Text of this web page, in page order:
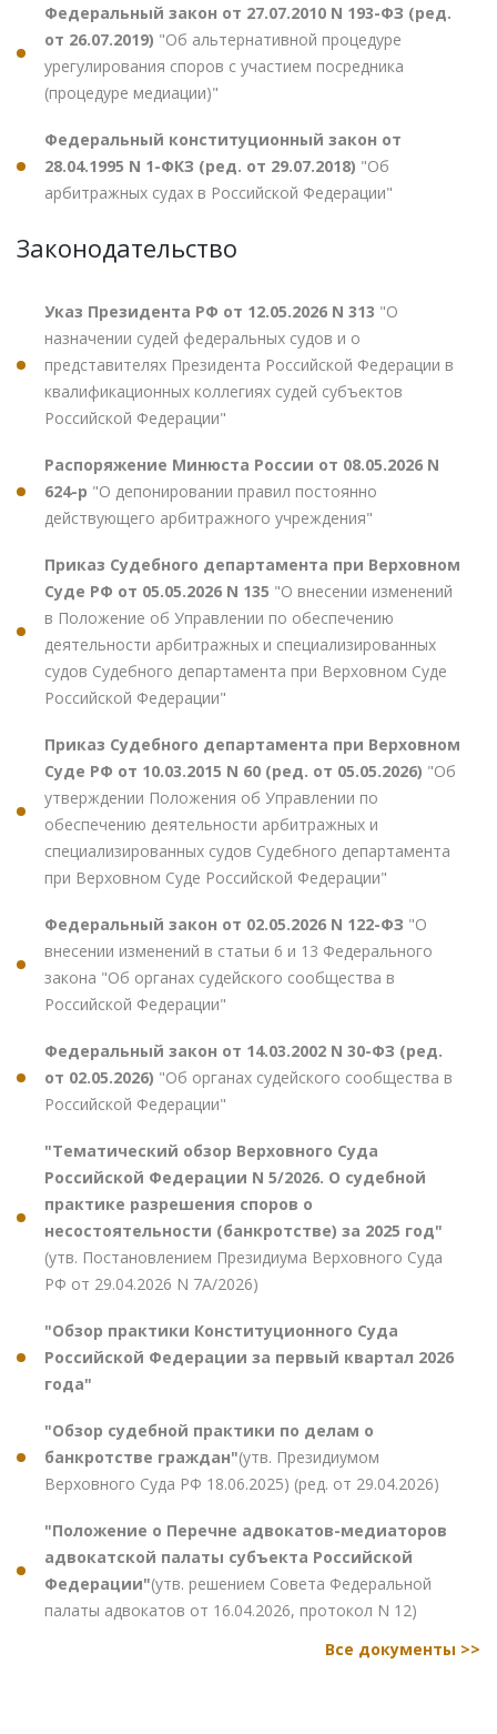
Федеральный закон от 27.07.2010 N 193-ФЗ (ред.
от 26.07.2019) "Об альтернативной процедуре
урегулирования споров с участием посредника
(процедуре медиации)"
Федеральный конституционный закон от
28.04.1995 N 1-ФКЗ (ред. от 29.07.2018) "Об
арбитражных судах в Российской Федерации"
Законодательство
Указ Президента РФ от 12.05.2026 N 313 "О
назначении судей федеральных судов и о
представителях Президента Российской Федерации в
квалификационных коллегиях судей субъектов
Российской Федерации"
Распоряжение Минюста России от 08.05.2026 N
624-р "О депонировании правил постоянно
действующего арбитражного учреждения"
Приказ Судебного департамента при Верховном
Суде РФ от 05.05.2026 N 135 "О внесении изменений
в Положение об Управлении по обеспечению
деятельности арбитражных и специализированных
судов Судебного департамента при Верховном Суде
Российской Федерации"
Приказ Судебного департамента при Верховном
Суде РФ от 10.03.2015 N 60 (ред. от 05.05.2026) "Об
утверждении Положения об Управлении по
обеспечению деятельности арбитражных и
специализированных судов Судебного департамента
при Верховном Суде Российской Федерации"
Федеральный закон от 02.05.2026 N 122-ФЗ "О
внесении изменений в статьи 6 и 13 Федерального
закона "Об органах судейского сообщества в
Российской Федерации"
Федеральный закон от 14.03.2002 N 30-ФЗ (ред.
от 02.05.2026) "Об органах судейского сообщества в
Российской Федерации"
"Тематический обзор Верховного Суда
Российской Федерации N 5/2026. О судебной
практике разрешения споров о
несостоятельности (банкротстве) за 2025 год"
(утв. Постановлением Президиума Верховного Суда
РФ от 29.04.2026 N 7А/2026)
"Обзор практики Конституционного Суда
Российской Федерации за первый квартал 2026
года"
"Обзор судебной практики по делам о
банкротстве граждан"(утв. Президиумом
Верховного Суда РФ 18.06.2025) (ред. от 29.04.2026)
"Положение о Перечне адвокатов-медиаторов
адвокатской палаты субъекта Российской
Федерации"(утв. решением Совета Федеральной
палаты адвокатов от 16.04.2026, протокол N 12)
Все документы >>